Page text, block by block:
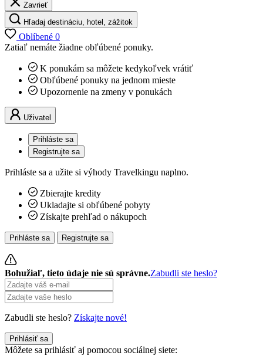
Zavrieť
Hľadaj destináciu, hotel, zážitok
Oblíbené 0
Zatiaľ nemáte žiadne obľúbené ponuky.
K ponukám sa môžete kedykoľvek vrátiť
Obľúbené ponuky na jednom mieste
Upozornenie na zmeny v ponukách
Uživatel
Prihláste sa
Registrujte sa
Prihláste sa a užite si výhody Travelkingu naplno.
Zbierajte kredity
Ukladajte si obľúbené pobyty
Získajte prehľad o nákupoch
Prihláste sa Registrujte sa
Bohužiaľ, tieto údaje nie sú správne.Zabudli ste heslo?
Zabudli ste heslo? Získajte nové!
Prihlásiť sa
Môžete sa prihlásiť aj pomocou sociálnej siete: